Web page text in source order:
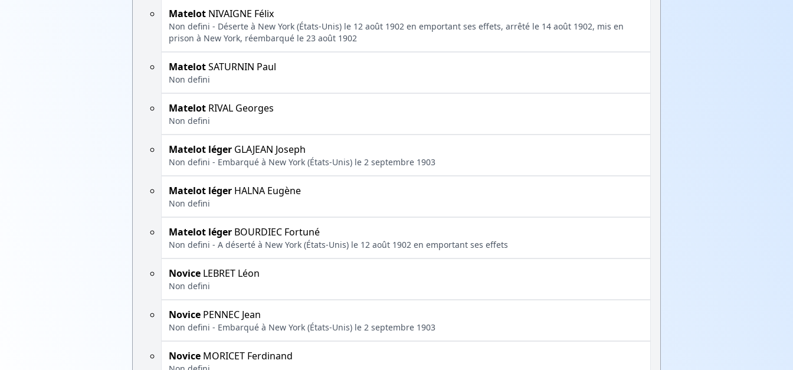
Matelot NIVAIGNE Félix
Non defini - Déserte à New York (États-Unis) le 12 août 1902 en emportant ses effets, arrêté le 14 août 1902, mis en
prison à New York, réembarqué le 23 août 1902
MatelotSATURNIN Paul
Non defini
Matelot RIVAL Georges
Non defini
Matelot léger GLAJEAN Joseph
Non defini - Embarqué à New York (États-Unis) le 2 septembre 1903
Matelot léger HALNA Eugène
Non defini
Matelot léger BOURDIEC Fortuné
Non defini - A déserté à New York (États-Unis) le 12 août 1902 en emportant ses effets
Novice LEBRET Léon
Non defini
Novice PENNEC Jean
Non defini - Embarqué à New York (États-Unis) le 2 septembre 1903
Novice MORICET Ferdinand